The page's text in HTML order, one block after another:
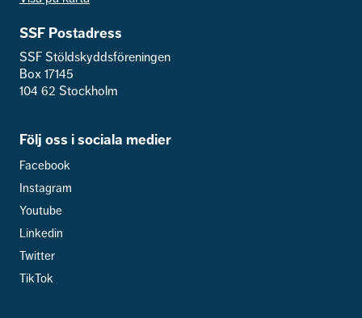
SSF Postadress
SSF Stöldskyddsföreningen
Box 17145
104 62 Stockholm
Följ oss i sociala medier
Facebook
Instagram
Youtube
Linkedin
Twitter
TikTok